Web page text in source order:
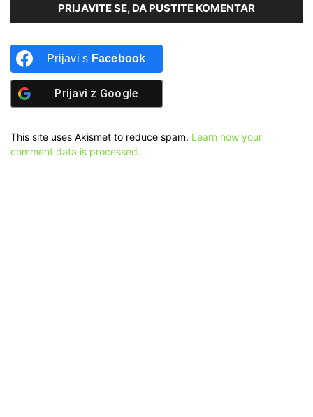
PRIJAVITE SE, DA PUSTITE KOMENTAR
Prijavi s Facebook
Prijavi z Google
This site uses Akismet to reduce spam. Learn how your
comment data is processed.